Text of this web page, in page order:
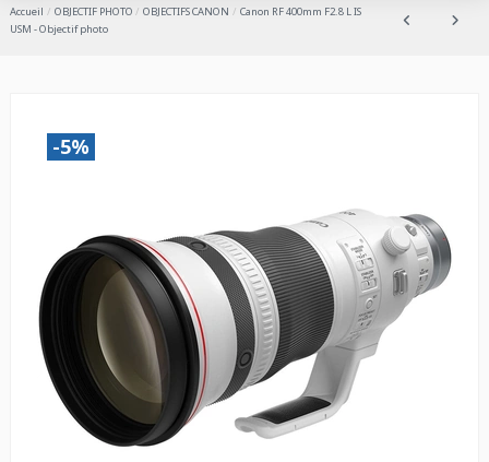
Accueil OBJECTIF PHOTO OBJECTIFS CANON
Canon RF 400mm F2.8 L IS
USM - Objectif photo
-5%